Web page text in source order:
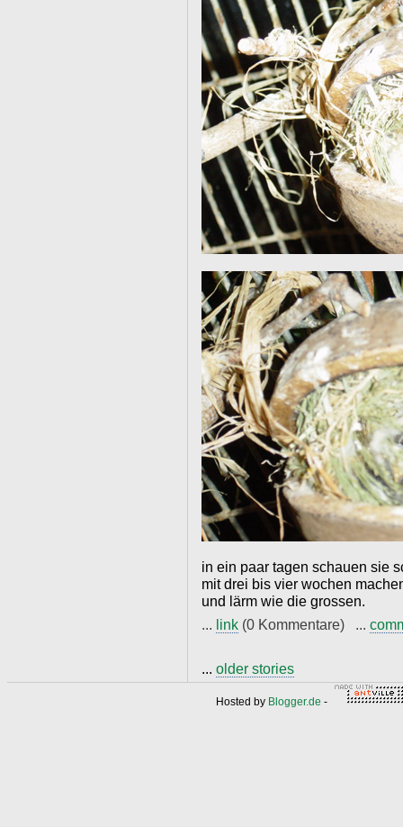
in ein paar tagen schauen sie
mit drei bis vier wochen
und lärm wie die grossen.
... link (0 Kommentare) ...
... older stories
Hosted by Blogger.de -